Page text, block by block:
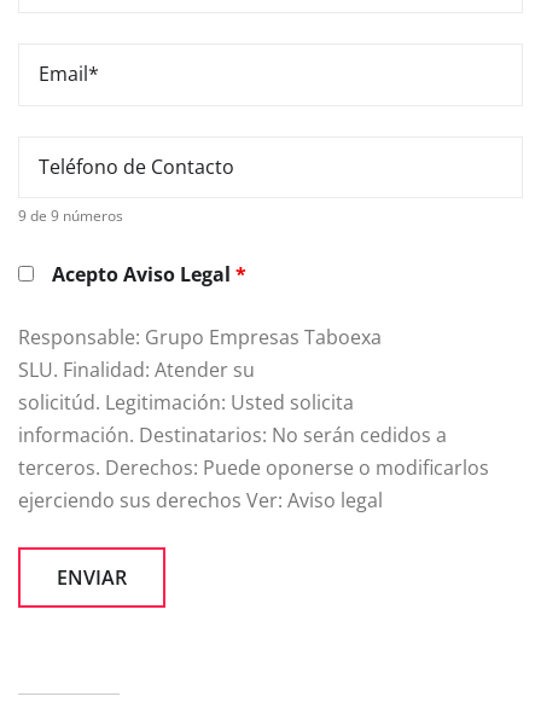
9 de 9 números
Acepto Aviso Legal*
Responsable: Grupo Empresas Taboexa
SLU. Finalidad: Atender su
solicitúd. Legitimación: Usted solicita
información. Destinatarios: No serán cedidos a
terceros. Derechos: Puede oponerse o modificarlos
ejerciendo sus derechos Ver: Aviso legal